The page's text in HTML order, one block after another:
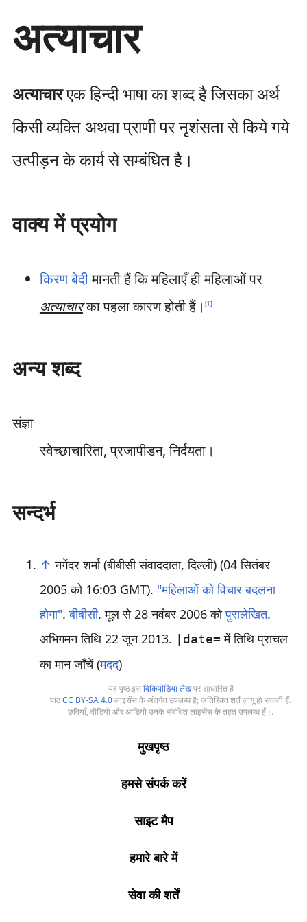
ग्री
एँ
अत्याचार
अत्याचारएक हिन्दी भाषा का शब्द है जिसका अर्थ
किसी व्यक्ति अथवा प्राणी पर नृशंसता से किये गये
उत्पीड़न के कार्य से सम्बंधित है।
वाक्य में प्रयोग
किरण बेदीमानती हैं कि महिलाएँ ही महिलाओं पर
अत्याचारका पहला कारण होती हैं। [1]
अन्य शब्द
संज्ञा
स्वेच्छाचारिता, प्रजापीडन, निर्दयता।
सन्दर्भ
↑ नगेंदर शर्मा (बीबीसी संवाददाता, दिल्ली) (04 सितंबर
2005 को 16:03 GMT). "महिलाओं को विचार बदलना
होगा".बीबीसी. मूल से 28 नवंबर 2006 कोपुरालेखित.
अभिगमन तिथि 22 जून 2013. |date= में तिथि प्राचल
का मान जाँचें (मदद)
यह पृष्ठ इसविकिपीडिया लेखपर आधारित है
पाठCC BY-SA 4.0लाइसेंस के अंतर्गत उपलब्ध है; अतिरिक्त शर्तें लागू हो सकती हैं.
छवियाँ, वीडियो और ऑडियो उनके संबंधित लाइसेंस के तहत उपलब्ध हैं।.
मुखपृष्ठ
हमसे संपर्क करें
साइट मैप
हमारे बारे में
सेवा की शर्तें